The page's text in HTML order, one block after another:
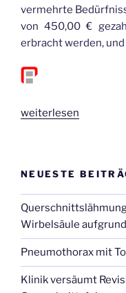
vermehrte
von 450,00 €
erbracht werden,
„Notkaiserschnitt
spät
eingeleitet“
weiterlesen
NEUESTE
Wirbelsäule
Pneumothorax mit
Klinik versäumt